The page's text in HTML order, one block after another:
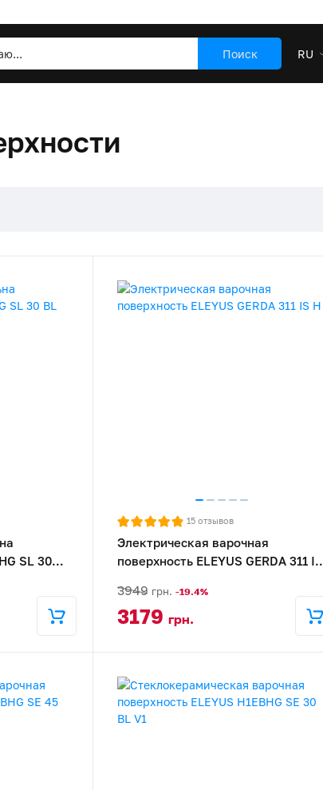
Поиск RU
SL 30
15 отзывов
Электрическая варочная
поверхность ELEYUS GERDA 311 IS
3949 грн. -19.4%
3179 грн.